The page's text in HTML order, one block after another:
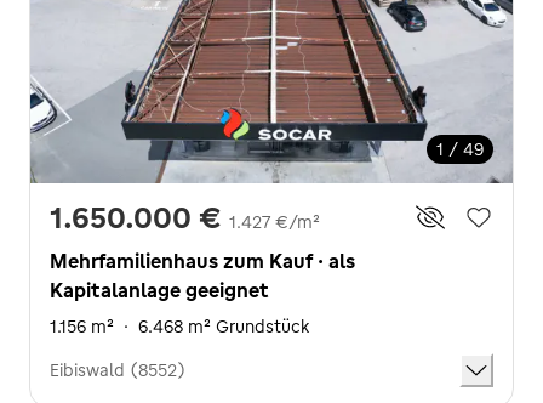
1 / 49
1.650.000 € 1.427 €/m²
Mehrfamilienhaus zum Kauf · als
Kapitalanlage geeignet
1.156 m² · 6.468 m² Grundstück
Eibiswald (8552)